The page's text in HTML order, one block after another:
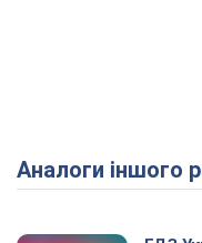
Аналоги іншого